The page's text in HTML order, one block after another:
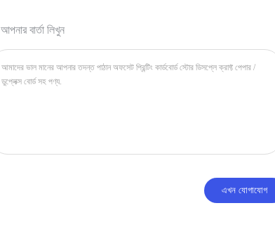
আপনার বার্তা লিখুন